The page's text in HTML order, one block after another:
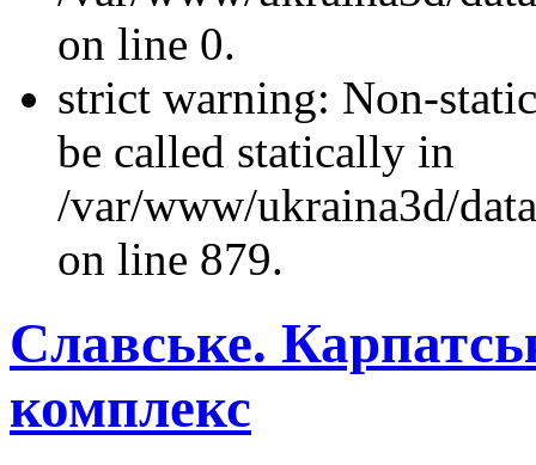
on line 0.
strict warning: Non-
be called statically in
/var/www/ukraina3d/
on line 879.
Славське.
комплекс